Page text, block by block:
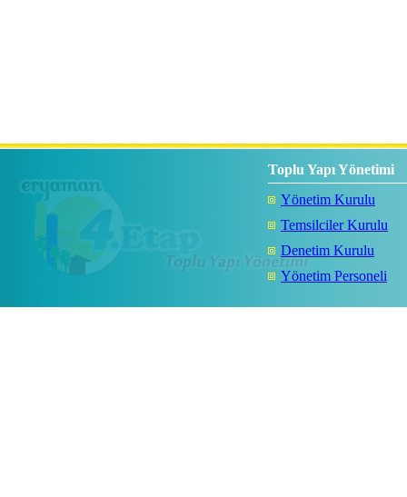
Toplu Yapı Yönetimi
Yönetim Kurulu
Temsilciler Kurulu
Denetim Kurulu
Yönetim Personeli